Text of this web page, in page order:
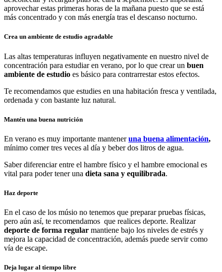
aprovechar estas primeras horas de la mañana puesto que se está
más concentrado y con más energía tras el descanso nocturno.
Crea un ambiente de estudio agradable
Las altas temperaturas influyen negativamente en nuestro nivel de
concentración para estudiar en verano, por lo que crear un buen
ambiente de estudio es básico para contrarrestar estos efectos.
Te recomendamos que estudies en una habitación fresca y ventilada,
ordenada y con bastante luz natural.
Mantén una buena nutrición
En verano es muy importante manteneruna buena alimentación,
mínimo comer tres veces al día y beber dos litros de agua.
Saber diferenciar entre el hambre físico y el hambre emocional es
vital para poder tener una dieta sana y equilibrada.
Haz deporte
En el caso de los músio no tenemos que preparar pruebas físicas,
pero aún así, te recomendamos que realices deporte. Realizar
deporte de forma regular mantiene bajo los niveles de estrés y
mejora la capacidad de concentración, además puede servir como
vía de escape.
Deja lugar al tiempo libre